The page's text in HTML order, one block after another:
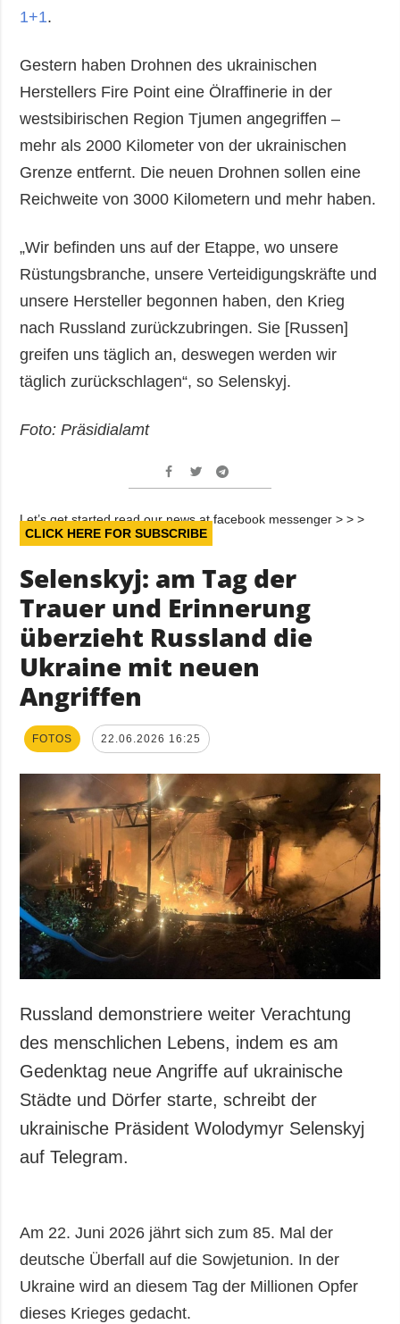
1+1.
Gestern haben Drohnen des ukrainischen
Herstellers Fire Point eine Ölraffinerie in der
westsibirischen Region Tjumen angegriffen –
mehr als 2000 Kilometer von der ukrainischen
Grenze entfernt. Die neuen Drohnen sollen eine
Reichweite von 3000 Kilometern und mehr haben.
„Wir befinden uns auf der Etappe, wo unsere
Rüstungsbranche, unsere Verteidigungskräfte und
unsere Hersteller begonnen haben, den Krieg
nach Russland zurückzubringen. Sie [Russen]
greifen uns täglich an, deswegen werden wir
täglich zurückschlagen“, so Selenskyj.
Foto: Präsidialamt
Let’s get started read our news at facebook messenger > > >
CLICK HERE FOR SUBSCRIBE
Selenskyj: am Tag der
Trauer und Erinnerung
überzieht Russland die
Ukraine mit neuen
Angriffen
FOTOS 22.06.2026 16:25
Russland demonstriere weiter Verachtung
des menschlichen Lebens, indem es am
Gedenktag neue Angriffe auf ukrainische
Städte und Dörfer starte, schreibt der
ukrainische Präsident Wolodymyr Selenskyj
auf Telegram.
Am 22. Juni 2026 jährt sich zum 85. Mal der
deutsche Überfall auf die Sowjetunion. In der
Ukraine wird an diesem Tag der Millionen Opfer
dieses Krieges gedacht.